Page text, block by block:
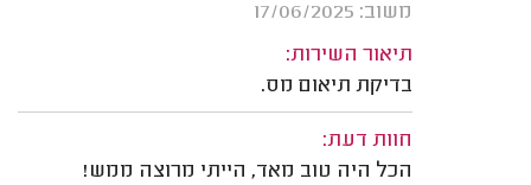
משוב: 17/06/2025
תיאור השירות:
בדיקת תיאום מס.
חוות דעת:
הכל היה טוב מאד, הייתי מרוצה ממש!